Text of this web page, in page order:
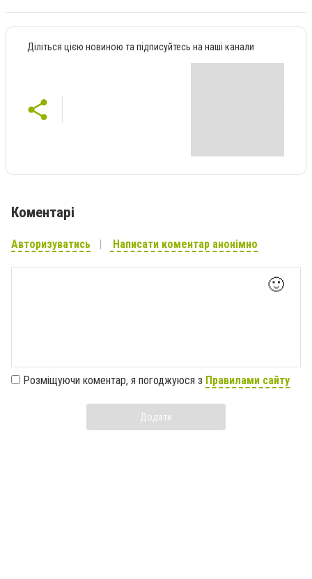
Діліться цією новиною та підписуйтесь на наші канали
Коментарі
Авторизуватись Написати коментар анонімно
🙂
Розміщуючи коментар, я погоджуюся з Правилами сайту
Додати